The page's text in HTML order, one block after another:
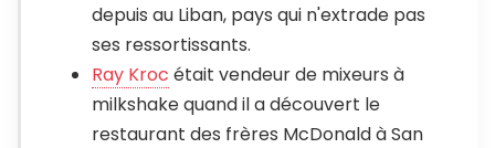
depuis au Liban, pays qui n'extrade pas
ses ressortissants.
Ray Kroc était vendeur de mixeurs à
milkshake quand il a découvert le
restaurant des frères McDonald à San